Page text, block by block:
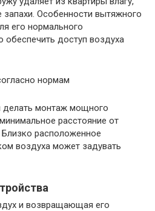
запахи. Особенности вытяжного
его нормального
доступ воздуха
нормам
делать монтаж мощного
расстояние от
Близко расположенное
воздуха может задувать
и возвращающая его